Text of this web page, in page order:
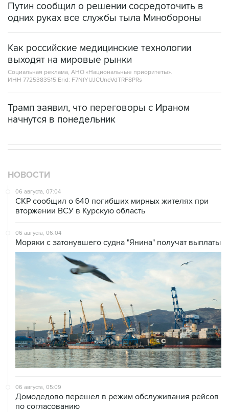
Путин сообщил о решении сосредоточить в
одних руках все службы тыла Минобороны
Как российские медицинские технологии
выходят на мировые рынки
Социальная реклама, АНО «Национальные приоритеты».
ИНН 7725383515 Erid: F7NfYUJCUneVdTRF8PRs
Трамп заявил, что переговоры с Ираном
начнутся в понедельник
НОВОСТИ
06 августа, 07:04
СКР сообщил о 640 погибших мирных жителях при
вторжении ВСУ в Курскую область
06 августа, 06:04
Моряки с затонувшего судна "Янина" получат выплаты
06 августа, 05:09
Домодедово перешел в режим обслуживания рейсов
по согласованию